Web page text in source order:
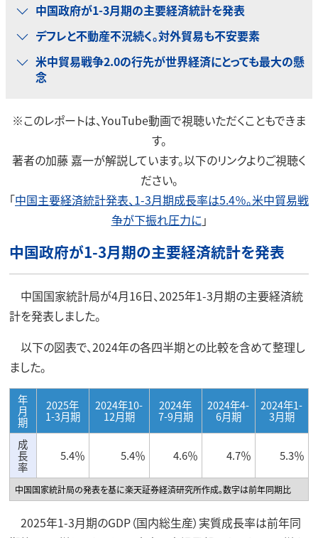
中国政府が1-3月期の主要経済統計を発表
デフレと不動産不況続く。対外貿易も不安要素
米中貿易戦争2.0の行先が世界経済にとっても最大の懸
念
※このレポートは、YouTube動画で視聴いただくこともできま
す。
著者の加藤 嘉一が解説しています。以下のリンクよりご視聴く
ださい。
「中国主要経済統計発表、1-3月期成長率は5.4％。米中貿易戦
争が下振れ圧力に」
中国政府が1-3月期の主要経済統計を発表
中国国家統計局が4月16日、2025年1-3月期の主要経済統
計を発表しました。
以下の図表で、2024年の各四半期との比較を含めて整理し
ました。
年
月
期
2025年
1-3月期
2024年10-
12月期
2024年
7-9月期
2024年4-
6月期
2024年1-
3月期
成
長
率
5.4％ 5.4％ 4.6％ 4.7％ 5.3％
中国国家統計局の発表を基に楽天証券経済研究所作成。数字は前年同期比
2025年1-3月期のGDP（国内総生産）実質成長率は前年同